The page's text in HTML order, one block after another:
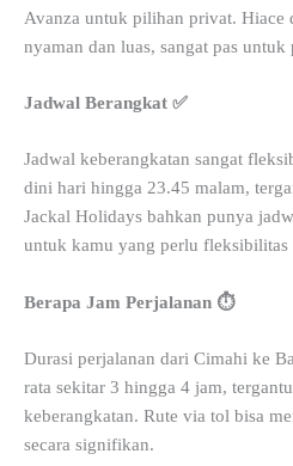
Avanza untuk pilihan privat. Hiace
nyaman dan luas, sangat pas
Jadwal Berangkat ✅
Jadwal keberangkatan sangat
dini hari hingga 23.45 malam,
Jackal Holidays bahkan punya
untuk kamu yang perlu fleksibilitas
Berapa Jam Perjalanan ⏱️
Durasi perjalanan dari Cimahi ke
rata sekitar 3 hingga 4 jam,
keberangkatan. Rute via tol bisa
secara signifikan.